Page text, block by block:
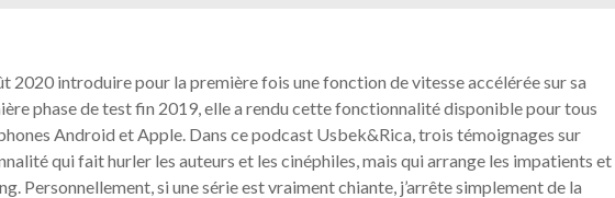
2020 introduire pour la première fois une fonction de vitesse accélérée sur sa
phase de test fin 2019, elle a rendu cette fonctionnalité disponible pour tous
Android et Apple. Dans ce podcast Usbek&Rica, trois témoignages sur
qui fait hurler les auteurs et les cinéphiles, mais qui arrange les impatients et
Personnellement, si une série est vraiment chiante, j’arrête simplement de la